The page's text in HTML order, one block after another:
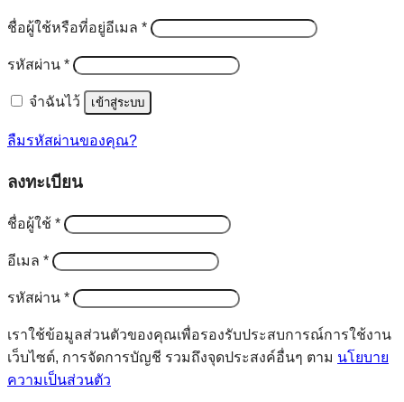
ชื่อผู้ใช้หรือที่อยู่อีเมล *ต้องการ
รหัสผ่าน *ต้องการ
จำฉันไว้ เข้าสู่ระบบ
ลืมรหัสผ่านของคุณ?
ลงทะเบียน
ชื่อผู้ใช้ *ต้องการ
อีเมล *ต้องการ
รหัสผ่าน *ต้องการ
เราใช้ข้อมูลส่วนตัวของคุณเพื่อรองรับประสบการณ์การใช้งาน
เว็บไซต์, การจัดการบัญชี รวมถึงจุดประสงค์อื่นๆ ตาม นโยบาย
ความเป็นส่วนตัว